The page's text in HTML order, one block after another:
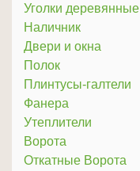
Уголки деревянные
Наличник
Двери и окна
Полок
Плинтусы-галтели
Фанера
Утеплители
Ворота
Откатные Ворота